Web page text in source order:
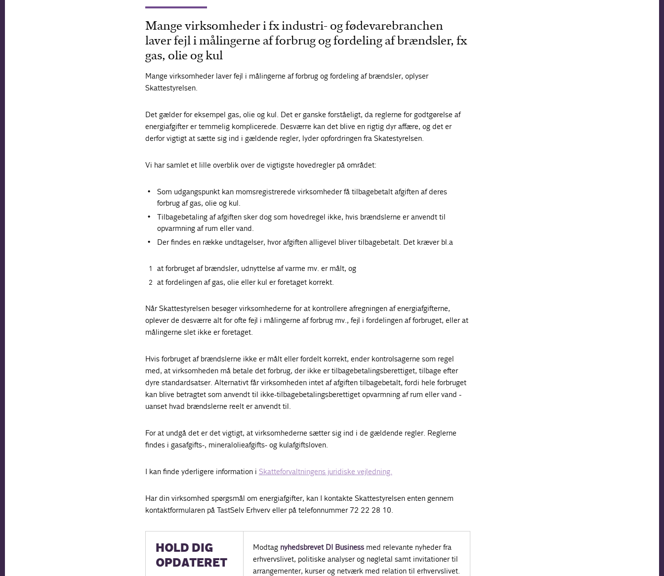
Mange virksomheder i fx industri- og fødevarebranchen
laver fejl i målingerne af forbrug og fordeling af brændsler, fx
gas, olie og kul
Mange virksomheder laver fejl i målingerne af forbrug og fordeling af brændsler, oplyser
Skattestyrelsen.
Det gælder for eksempel gas, olie og kul. Det er ganske forståeligt, da reglerne for godtgørelse af
energiafgifter er temmelig komplicerede. Desværre kan det blive en rigtig dyr affære, og det er
derfor vigtigt at sætte sig ind i gældende regler, lyder opfordringen fra Skatestyrelsen.
Vi har samlet et lille overblik over de vigtigste hovedregler på området:
Som udgangspunkt kan momsregistrerede virksomheder få tilbagebetalt afgiften af deres
forbrug af gas, olie og kul.
Tilbagebetaling af afgiften sker dog som hovedregel ikke, hvis brændslerne er anvendt til
opvarmning af rum eller vand.
Der findes en række undtagelser, hvor afgiften alligevel bliver tilbagebetalt. Det kræver bl.a
at forbruget af brændsler, udnyttelse af varme mv. er målt, og
at fordelingen af gas, olie eller kul er foretaget korrekt.
Når Skattestyrelsen besøger virksomhederne for at kontrollere afregningen af energiafgifterne,
oplever de desværre alt for ofte fejl i målingerne af forbrug mv., fejl i fordelingen af forbruget, eller at
målingerne slet ikke er foretaget.
Hvis forbruget af brændslerne ikke er målt eller fordelt korrekt, ender kontrolsagerne som regel
med, at virksomheden må betale det forbrug, der ikke er tilbagebetalingsberettiget, tilbage efter
dyre standardsatser. Alternativt får virksomheden intet af afgiften tilbagebetalt, fordi hele forbruget
kan blive betragtet som anvendt til ikke-tilbagebetalingsberettiget opvarmning af rum eller vand -
uanset hvad brændslerne reelt er anvendt til.
For at undgå det er det vigtigt, at virksomhederne sætter sig ind i de gældende regler. Reglerne
findes i gasafgifts-, mineralolieafgifts- og kulafgiftsloven.
I kan finde yderligere information i Skatteforvaltningens juridiske vejledning.
Har din virksomhed spørgsmål om energiafgifter, kan I kontakte Skattestyrelsen enten gennem
kontaktformularen på TastSelv Erhverv eller på telefonnummer 72 22 28 10.
HOLD DIG
OPDATERET
Modtag nyhedsbrevet DI Businessmed relevante nyheder fra
erhvervslivet, politiske analyser og nøgletal samt invitationer til
arrangementer, kurser og netværk med relation til erhvervslivet.